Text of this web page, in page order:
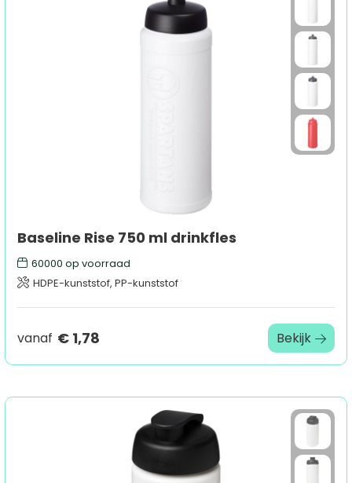
Baseline Rise 750 ml drinkfles
60000 op voorraad
HDPE-kunststof, PP-kunststof
vanaf € 1,78 Bekijk